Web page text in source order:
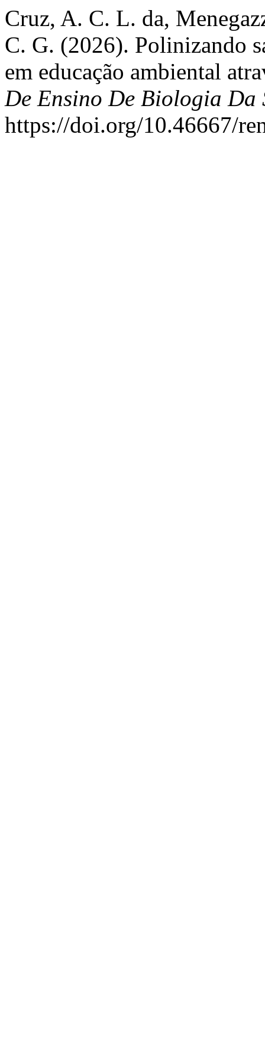
Cruz, A. C. L. da,
C. G. (2026). Polinizando
em educação ambiental
De Ensino De Biologia Da
https://doi.org/10.46667/